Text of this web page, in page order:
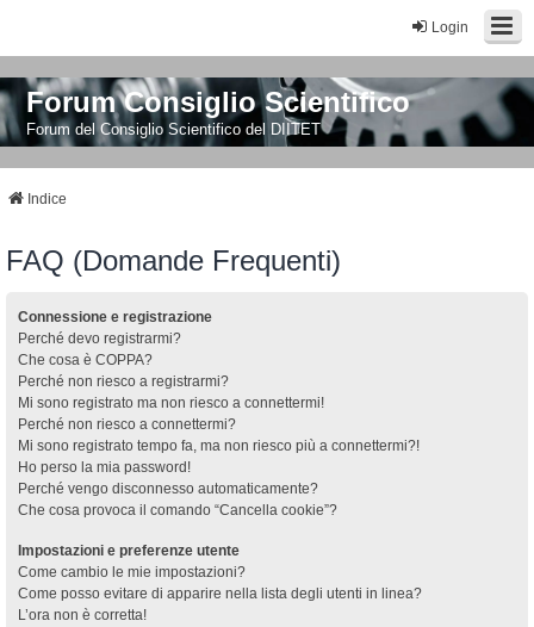
Login
Forum Consiglio Scientifico
Forum del Consiglio Scientifico del DIITET
Indice
FAQ (Domande Frequenti)
Connessione e registrazione
Perché devo registrarmi?
Che cosa è COPPA?
Perché non riesco a registrarmi?
Mi sono registrato ma non riesco a connettermi!
Perché non riesco a connettermi?
Mi sono registrato tempo fa, ma non riesco più a connettermi?!
Ho perso la mia password!
Perché vengo disconnesso automaticamente?
Che cosa provoca il comando “Cancella cookie”?
Impostazioni e preferenze utente
Come cambio le mie impostazioni?
Come posso evitare di apparire nella lista degli utenti in linea?
L’ora non è corretta!